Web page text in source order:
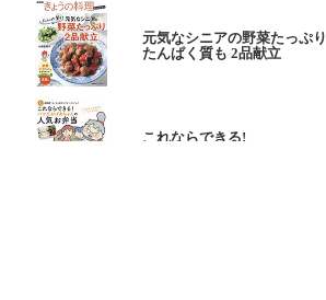
元気なシニアの野菜たっぷり
たんぱく質も 2品献立
これならできる!